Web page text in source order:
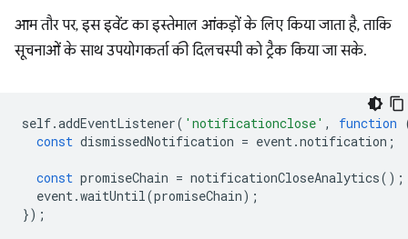
आम तौर पर, इस इवेंट का इस्तेमाल आंकड़ों के लिए किया जाता है, ताकि
सूचनाओं के साथ उपयोगकर्ता की दिलचस्पी को ट्रैक किया जा सके.
self.addEventListener( 'notificationclose' , function
const dismissedNotification = event.notification ;
const promiseChain = notificationCloseAnalytics();
event.waitUntil(promiseChain);
});